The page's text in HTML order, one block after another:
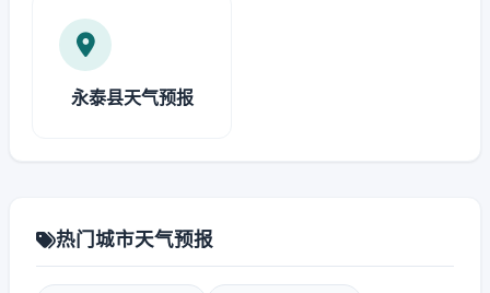
永泰县天气预报
热门城市天气预报